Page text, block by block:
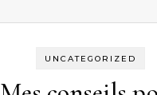
UNCATEGORIZED